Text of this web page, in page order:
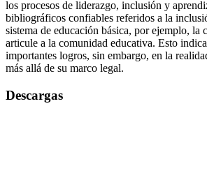
los procesos de liderazgo, inclusión y
bibliográficos confiables referidos a la
sistema de educación básica, por ejemplo,
articule a la comunidad educativa. Esto
importantes logros, sin embargo, en la
más allá de su marco legal.
Descargas